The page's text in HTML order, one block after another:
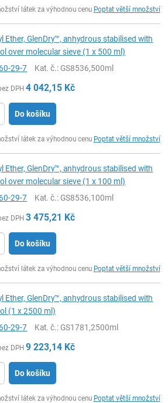
látek za výhodnou cenu Poptat větší množství
Ether, GlenDry™, anhydrous stabilised with
over molecular sieve (1 x 500 ml)
29-7 Kat. č.: GS8536,500ml
DPH 4 042,15 Kč
Do košíku
látek za výhodnou cenu Poptat větší množství
Ether, GlenDry™, anhydrous stabilised with
over molecular sieve (1 x 100 ml)
29-7 Kat. č.: GS8536,100ml
DPH 3 475,21 Kč
Do košíku
látek za výhodnou cenu Poptat větší množství
Ether, GlenDry™, anhydrous stabilised with
(1 x 2500 ml)
29-7 Kat. č.: GS1781,2500ml
DPH 9 223,14 Kč
Do košíku
látek za výhodnou cenu Poptat větší množství